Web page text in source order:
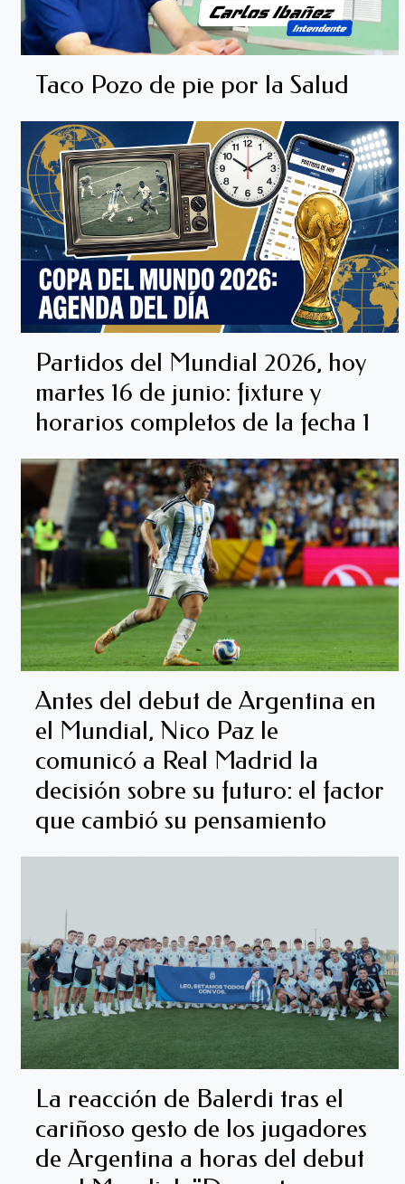
Taco Pozo de pie por la Salud
Partidos del Mundial 2026, hoy
martes 16 de junio: fixture y
horarios completos de la fecha 1
Antes del debut de Argentina en
el Mundial, Nico Paz le
comunicó a Real Madrid la
decisión sobre su futuro: el factor
que cambió su pensamiento
La reacción de Balerdi tras el
cariñoso gesto de los jugadores
de Argentina a horas del debut